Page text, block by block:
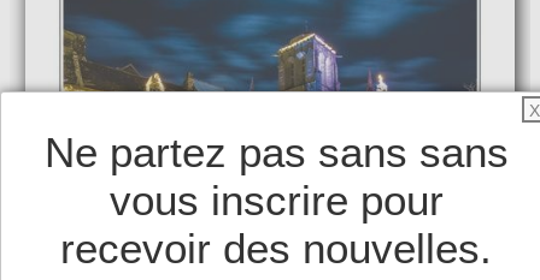
ACTUALITÉS
LIVRES▼
BOUTIQUE ▼
TIRAGES SUPPORTS HAUT DE GAMME
X
Ne partez pas sans sans
vous inscrire pour
recevoir des nouvelles.